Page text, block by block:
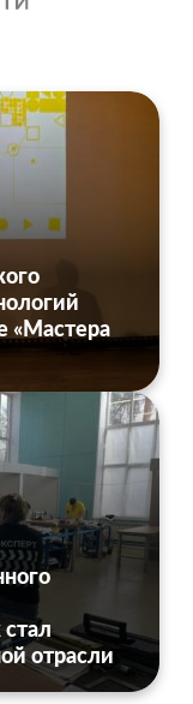
«Мастера
отрасли